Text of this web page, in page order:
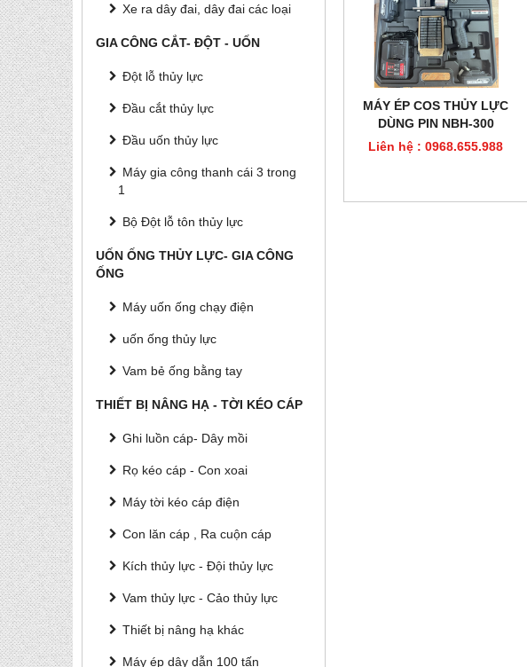
Xe ra dây đai, dây đai các loại
GIA CÔNG CẮT- ĐỘT - UỐN
Đột lỗ thủy lực
Đầu cắt thủy lực
Đầu uốn thủy lực
Máy gia công thanh cái 3 trong
1
Bộ Đột lỗ tôn thủy lực
UỐN ỐNG THỦY LỰC- GIA CÔNG
ỐNG
Máy uốn ống chạy điện
uốn ống thủy lực
Vam bẻ ống bằng tay
THIẾT BỊ NÂNG HẠ - TỜI KÉO CÁP
Ghi luồn cáp- Dây mồi
Rọ kéo cáp - Con xoai
Máy tời kéo cáp điện
Con lăn cáp , Ra cuộn cáp
Kích thủy lực - Đội thủy lực
Vam thủy lực - Cảo thủy lực
Thiết bị nâng hạ khác
Máy ép dây dẫn 100 tấn
MÁY ÉP COS THỦY LỰC
DÙNG PIN NBH-300
Liên hệ : 0968.655.988